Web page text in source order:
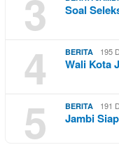
3 Soal
4 BERITA 195
Wali Kota
5 BERITA 191
Jambi